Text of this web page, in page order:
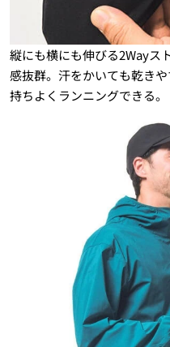
縦にも横にも伸びる2Wayス
感抜群。汗をかいても乾き
持ちよくランニングできる。